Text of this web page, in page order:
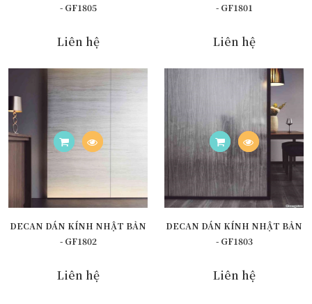
- GF1805
Liên hệ
- GF1801
Liên hệ
DECAN DÁN KÍNH NHẬT BẢN
- GF1802
Liên hệ
DECAN DÁN KÍNH NHẬT BẢN
- GF1803
Liên hệ